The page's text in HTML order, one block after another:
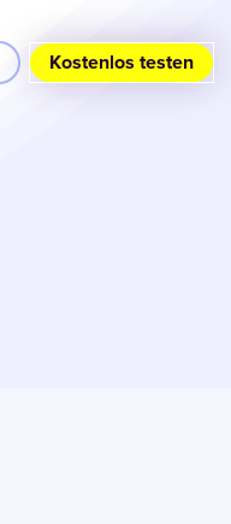
Kostenlos testen